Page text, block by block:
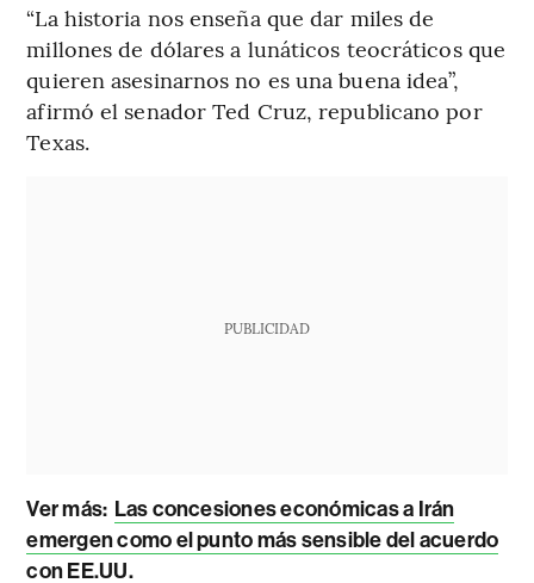
“La historia nos enseña que dar miles de
millones de dólares a lunáticos teocráticos que
quieren asesinarnos no es una buena idea”,
afirmó el senador Ted Cruz, republicano por
Texas.
PUBLICIDAD
Ver más: Las concesiones económicas a Irán
emergen como el punto más sensible del acuerdo
con EE.UU.